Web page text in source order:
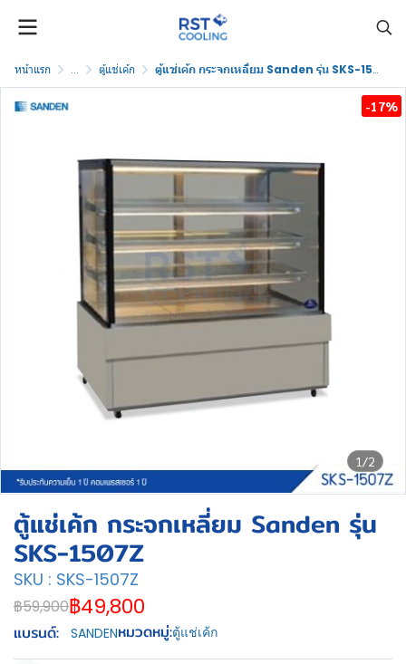
หน้าแรก ... ตู้แช่เค้ก ตู้แช่เค้ก กระจกเหลี่ยม Sanden รุ่น SKS-1507Z
1/2
-17%
ตู้แช่เค้ก กระจกเหลี่ยม Sanden รุ่น
SKS-1507Z
SKU : SKS-1507Z
฿59,900฿49,800
แบรนด์: SANDENหมวดหมู่:ตู้แช่เค้ก